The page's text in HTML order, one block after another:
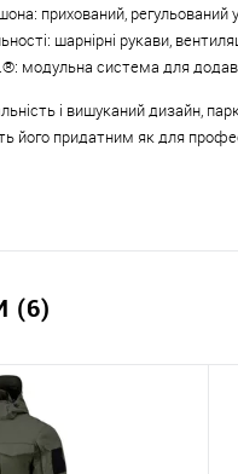
прихований,
шарнірні рукави,
модульна система для
і вишуканий дизайн,
його придатним як для
(6)